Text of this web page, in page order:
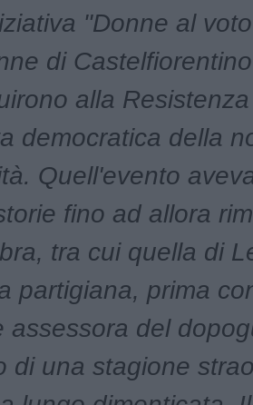
"Donne al
di
alla
democratica della
Quell'evento
fino ad allora
tra cui quella di
partigiana, prima
assessora del
di una stagione